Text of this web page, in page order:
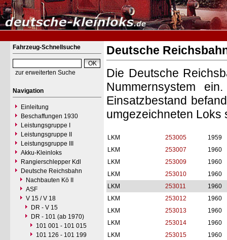
Fahrzeug-Schnellsuche
zur erweiterten Suche
Navigation
Einleitung
Beschaffungen 1930
Leistungsgruppe I
Leistungsgruppe II
Leistungsgruppe III
Akku-Kleinloks
Rangierschlepper Kdl
Deutsche Reichsbahn
Nachbauten Kö II
ASF
V 15 / V 18
DR - V 15
DR - 101 (ab 1970)
101 001 - 101 015
101 126 - 101 199
Deutsche
Die Deutsche
Nummernsystem
Einsatzbestand
umgezeichneten Loks
LKM 253005
1959
LKM
253007
1960
LKM
253009
1960
LKM
253010
1960
LKM
253011
1960
LKM
253012
1960
LKM
253013
1960
LKM
253014
1960
LKM
253015
1960